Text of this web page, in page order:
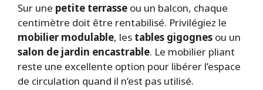
Sur une petite terrasse ou un balcon, chaque
centimètre doit être rentabilisé. Privilégiez le
mobilier modulable, les tables gigognes ou un
salon de jardin encastrable. Le mobilier pliant
reste une excellente option pour libérer l’espace
de circulation quand il n’est pas utilisé.